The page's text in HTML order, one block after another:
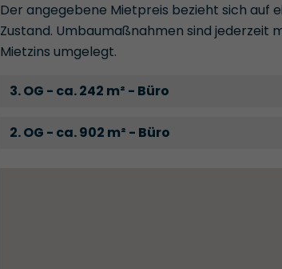
Der angegebene Mietpreis bezieht sich auf
Zustand. Umbaumaßnahmen sind jederzeit
Mietzins umgelegt.
3. OG - ca. 242 m² - Büro
2. OG - ca. 902 m² - Büro